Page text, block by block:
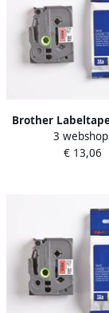
Brother
TZe-421
zwart op
3
€ 13,06